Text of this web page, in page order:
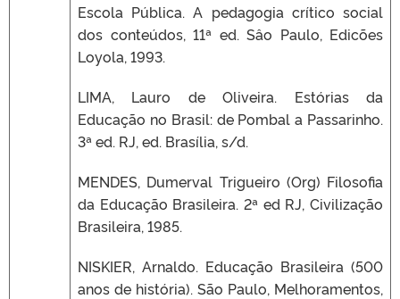
Escola Pública. A pedagogia crítico social
dos conteúdos, 11ª ed. Sâo Paulo, Edicões
Loyola, 1993.
LIMA, Lauro de Oliveira. Estórias da
Educação no Brasil: de Pombal a Passarinho.
3ª ed. RJ, ed. Brasília, s/d.
MENDES, Dumerval Trigueiro (Org) Filosofia
da Educação Brasileira. 2ª ed RJ, Civilização
Brasileira, 1985.
NISKIER, Arnaldo. Educação Brasileira (500
anos de história). São Paulo, Melhoramentos,